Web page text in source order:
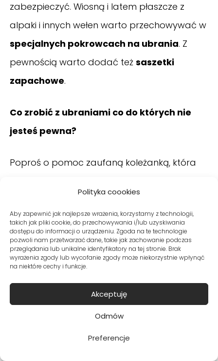
Polityka coookies
Aby zapewnić jak najlepsze wrażenia, korzystamy z technologii,
takich jak pliki cookie, do przechowywania i/lub uzyskiwania
dostępu do informacji o urządzeniu. Zgoda na te technologie
pozwoli nam przetwarzać dane, takie jak zachowanie podczas
przeglądania lub unikalne identyfikatory na tej stronie. Brak
wyrażenia zgody lub wycofanie zgody może niekorzystnie wpłynąć
na niektóre cechy i funkcje.
Akceptuję
Odmów
Preferencje
zabezpieczyć. Wiosną i latem płaszcze z
alpaki i innych wełen warto przechowywać w
specjalnych pokrowcach na ubrania. Z
pewnością warto dodać też saszetki
zapachowe.
Co zrobić z ubraniami co do których nie
jesteś pewna?
Poproś o pomoc zaufaną koleżanką, która
wyglądasz. Podczas przymierzania warto
zrobić sobie zdjęcia, ponieważ na
fotografiach dużo lepiej widać, czy dany
kolor i fason do nas pasuje. Możesz też
spakować do kartonów i wynieść. Jeśli po
miesiącu nie będziesz potrafiła przypomnieć
sobie, co tam spakowałaś i nie będziesz